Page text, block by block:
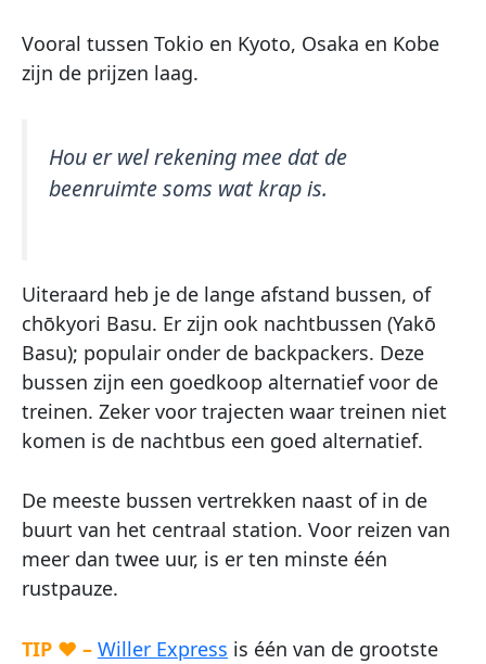
Vooral tussen Tokio en Kyoto, Osaka en Kobe
zijn de prijzen laag.
Hou er wel rekening mee dat de
beenruimte soms wat krap is.
Uiteraard heb je de lange afstand bussen, of
chōkyori Basu. Er zijn ook nachtbussen (Yakō
Basu); populair onder de backpackers. Deze
bussen zijn een goedkoop alternatief voor de
treinen. Zeker voor trajecten waar treinen niet
komen is de nachtbus een goed alternatief.
De meeste bussen vertrekken naast of in de
buurt van het centraal station. Voor reizen van
meer dan twee uur, is er ten minste één
rustpauze.
TIP ♥ – Willer Express is één van de grootste